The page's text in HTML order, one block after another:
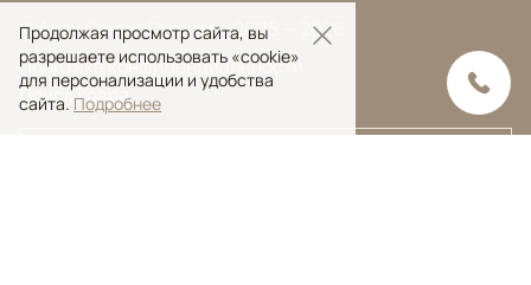
© Ansy Carpet Company 2005 — 2026
Политика конфиденциальности
Поиск ковра
Продолжая просмотр сайта, вы
разрешаете использовать «cookie»
для персонализации и удобства
сайта. Подробнее